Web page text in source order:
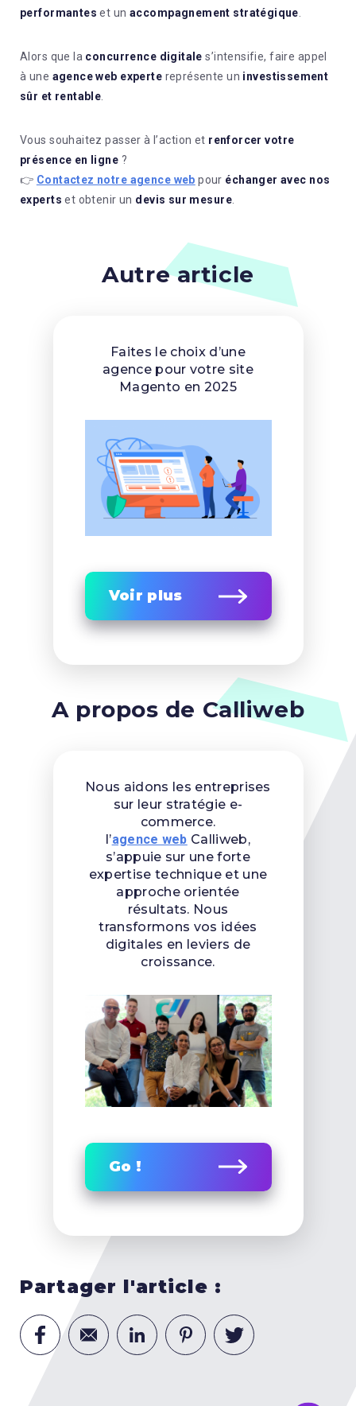
performantes et un accompagnement stratégique
Alors que la concurrence digitale s’intensifie, faire appel
à une agence web experte représente un investissement
sûr et rentable
Vous souhaitez passer à l’action et renforcer votre
présence en ligne ?
👉 Contactez notre agence web pour échanger avec nos
experts et obtenir un devis sur mesure
Autre article
Faites le choix d’une
agence pour votre site
Magento en 2025
Voir plus
A propos de Calliweb
Nous aidons les entreprises
sur leur stratégie e-
commerce.
l’agence web Calliweb,
s’appuie sur une forte
expertise technique et une
approche orientée
résultats. Nous
transformons vos idées
digitales en leviers de
croissance.
Go !
Partager l'article :